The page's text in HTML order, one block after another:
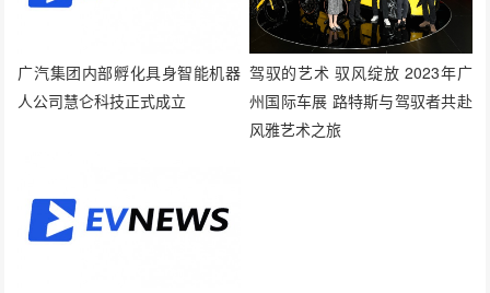
广汽集团内部孵化具身智能机器
人公司慧仑科技正式成立
驾驭的艺术 驭风绽放 2023年广
州国际车展 路特斯与驾驭者共赴
风雅艺术之旅